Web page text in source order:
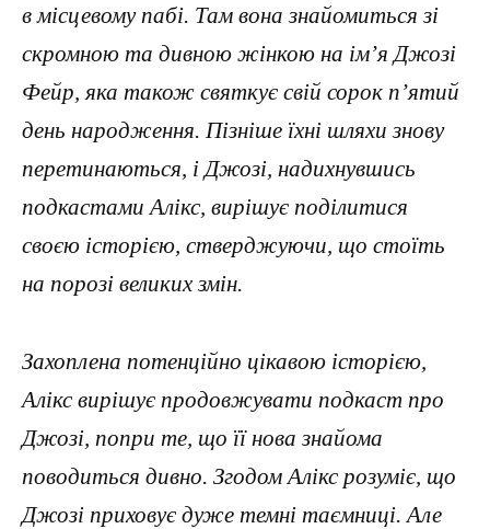
в місцевому пабі. Там вона знайомиться зі
скромною та дивною жінкою на ім’я Джозі
Фейр, яка також святкує свій сорок п’ятий
день народження. Пізніше їхні шляхи знову
перетинаються, і Джозі, надихнувшись
подкастами Алікс, вирішує поділитися
своєю історією, стверджуючи, що стоїть
на порозі великих змін.
Захоплена потенційно цікавою історією,
Алікс вирішує продовжувати подкаст про
Джозі, попри те, що її нова знайома
поводиться дивно. Згодом Алікс розуміє, що
Джозі приховує дуже темні таємниці. Але